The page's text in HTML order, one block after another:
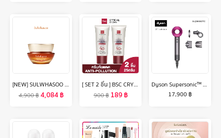
[NEW] SULWHASOO Concentrated Ginseng Rejuvenating Cream 30ML โซลวาซู ครีมบำรุงผิวหน้า ลดเลือนริ้วรอย ผิวแน่นกระชับ ผิวแข็งแรง
4,900฿4,084฿
[ SET 2 ชิ้น ] BSC CRYSTAL AURA SUNSCREEN SPF 50 PA+++ ANTI-POLLUTION 25 กรัม ครีมกันแดด best seller จาก BSC ป้องกันรังสี UVA1 UVA2 เทคโนโลยีใหม่ล่าสุด ของ BSC ให้กันแดด ดียิ่งขึ้น ซึมเร็วเบาบาง ครีม กัน แดด
900฿ 189฿
Dyson Supersonic™ hair dryer HD15 (Iron/Fuchsia) ไดร์เป่าผม ไดสัน สีชมพู
17,900 ฿